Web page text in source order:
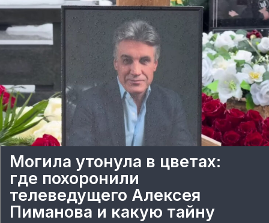
Могила утонула в цветах:
где похоронили
телеведущего Алексея
Пиманова и какую тайну